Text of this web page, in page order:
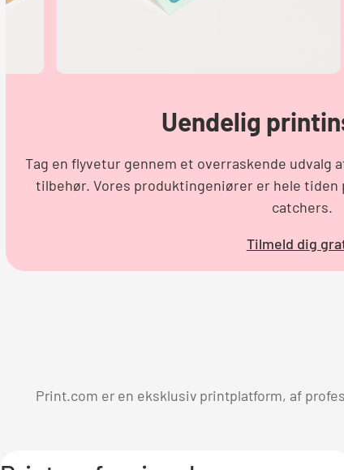
Uendelig
Tag en flyvetur gennem et overraskende udvalg
tilbehør. Vores produktingeniører er hele
catchers.
Tilmeld dig
Print.com er en eksklusiv printplatform, af